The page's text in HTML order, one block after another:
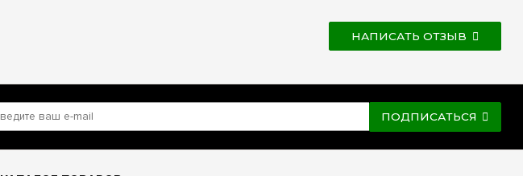
НАПИСАТЬ ОТЗЫВ
ПОДПИСАТЬСЯ